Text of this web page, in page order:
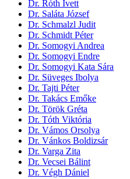
Dr. Róth Ivett
Dr. Saláta József
Dr. Schmalzl Judit
Dr. Schmidt Péter
Dr. Somogyi Andrea
Dr. Somogyi Endre
Dr. Somogyi Kata Sára
Dr. Süveges Ibolya
Dr. Tajti Péter
Dr. Takács Emőke
Dr. Török Gréta
Dr. Tóth Viktória
Dr. Vámos Orsolya
Dr. Vánkos Boldizsár
Dr. Varga Zita
Dr. Vecsei Bálint
Dr. Végh Dániel